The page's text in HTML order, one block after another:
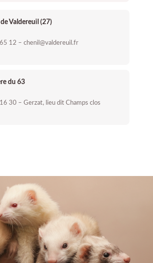
Valdereuil (27)
12 – chenil@valdereuil.fr
du 63
30 – Gerzat, lieu dit Champs clos